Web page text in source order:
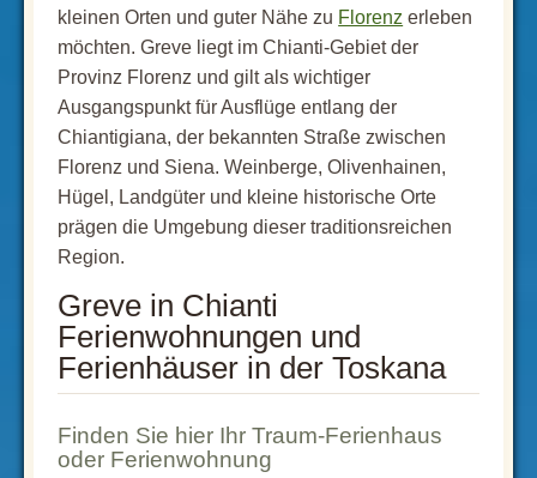
kleinen Orten und guter Nähe zu Florenz erleben
möchten. Greve liegt im Chianti-Gebiet der
Provinz Florenz und gilt als wichtiger
Ausgangspunkt für Ausflüge entlang der
Chiantigiana, der bekannten Straße zwischen
Florenz und Siena. Weinberge, Olivenhainen,
Hügel, Landgüter und kleine historische Orte
prägen die Umgebung dieser traditionsreichen
Region.
Greve in Chianti
Ferienwohnungen und
Ferienhäuser in der Toskana
Finden Sie hier Ihr Traum-Ferienhaus
oder Ferienwohnung